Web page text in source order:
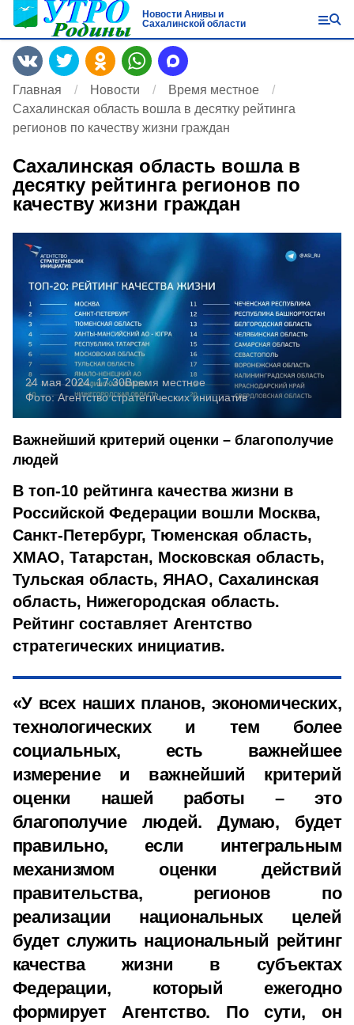
Новости Анивы и
Сахалинской области
Главная Новости
Время местное
Сахалинская область вошла в десятку рейтинга
регионов по качеству жизни граждан
Сахалинская область вошла в
десятку рейтинга регионов по
качеству жизни граждан
24 мая 2024, 17:30Время местное
Фото: Агентство стратегических инициатив
Важнейший критерий оценки – благополучие
людей
В топ-10 рейтинга качества жизни в
Российской Федерации вошли Москва,
Санкт-Петербург, Тюменская область,
ХМАО, Татарстан, Московская область,
Тульская область, ЯНАО, Сахалинская
область, Нижегородская область.
Рейтинг составляет Агентство
стратегических инициатив.
«У всех наших планов, экономических,
технологических и тем более
социальных, есть важнейшее
измерение и важнейший критерий
оценки нашей работы – это
благополучие людей. Думаю, будет
правильно, если интегральным
механизмом оценки действий
правительства, регионов по
реализации национальных целей
будет служить национальный рейтинг
качества жизни в субъектах
Федерации, который ежегодно
формирует Агентство. По сути, он